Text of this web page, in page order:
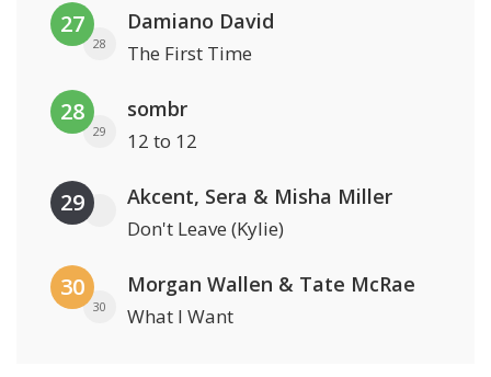
27
28
Damiano David
The First Time
28
29
sombr
12 to 12
29 Akcent, Sera & Misha Miller
Don't Leave (Kylie)
30
30
Morgan Wallen & Tate McRae
What I Want